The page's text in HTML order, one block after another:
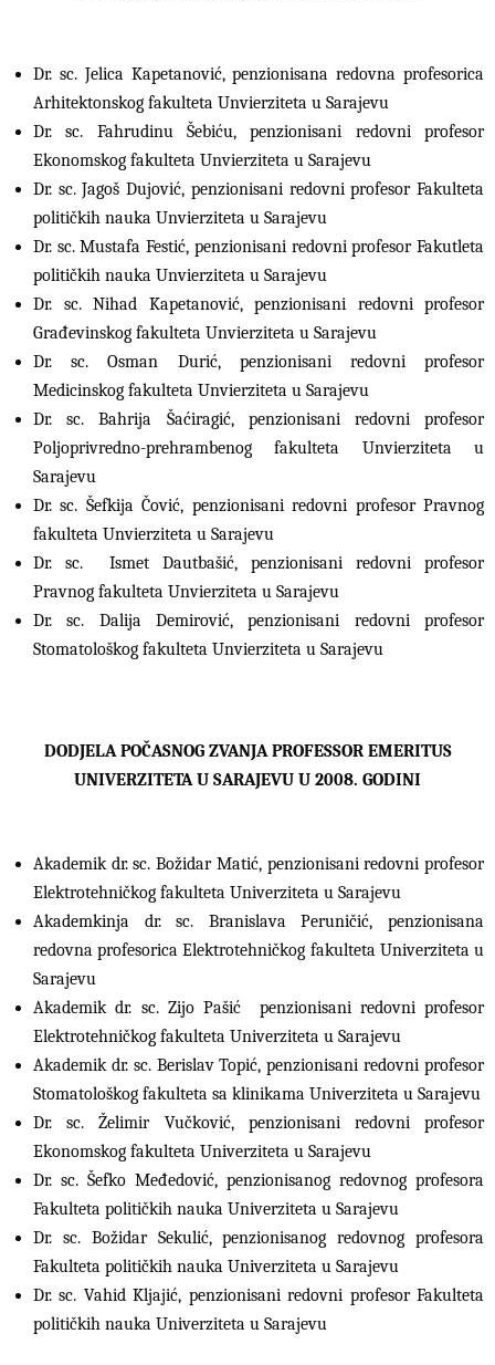
Dr. sc. Jelica Kapetanović, penzionisana redovna profesorica
Arhitektonskog fakulteta Unvierziteta u Sarajevu
Dr. sc. Fahrudinu Šebiću, penzionisani redovni profesor
Ekonomskog fakulteta Unvierziteta u Sarajevu
Dr. sc. Jagoš Dujović, penzionisani redovni profesor Fakulteta
političkih nauka Unvierziteta u Sarajevu
Dr. sc. Mustafa Festić, penzionisani redovni profesor Fakutleta
političkih nauka Unvierziteta u Sarajevu
Dr. sc. Nihad Kapetanović, penzionisani redovni profesor
Građevinskog fakulteta Unvierziteta u Sarajevu
Dr. sc. Osman Durić, penzionisani redovni profesor
Medicinskog fakulteta Unvierziteta u Sarajevu
Dr. sc. Bahrija Šaćiragić, penzionisani redovni profesor
Poljoprivredno-prehrambenog fakulteta Unvierziteta u
Sarajevu
Dr. sc. Šefkija Čović, penzionisani redovni profesor Pravnog
fakulteta Unvierziteta u Sarajevu
Dr. sc. Ismet Dautbašić, penzionisani redovni profesor
Pravnog fakulteta Unvierziteta u Sarajevu
Dr. sc. Dalija Demirović, penzionisani redovni profesor
Stomatološkog fakulteta Unvierziteta u Sarajevu
DODJELA POČASNOG ZVANJA PROFESSOR EMERITUS
UNIVERZITETA U SARAJEVU U 2008. GODINI
Akademik dr. sc. Božidar Matić, penzionisani redovni profesor
Elektrotehničkog fakulteta Univerziteta u Sarajevu
Akademkinja dr. sc. Branislava Peruničić, penzionisana
redovna profesorica Elektrotehničkog fakulteta Univerziteta u
Sarajevu
Akademik dr. sc. Zijo Pašić penzionisani redovni profesor
Elektrotehničkog fakulteta Univerziteta u Sarajevu
Akademik dr. sc. Berislav Topić, penzionisani redovni profesor
Stomatološkog fakulteta sa klinikama Univerziteta u Sarajevu
Dr. sc. Želimir Vučković, penzionisani redovni profesor
Ekonomskog fakulteta Univerziteta u Sarajevu
Dr. sc. Šefko Međedović, penzionisanog redovnog profesora
Fakulteta političkih nauka Univerziteta u Sarajevu
Dr. sc. Božidar Sekulić, penzionisanog redovnog profesora
Fakulteta političkih nauka Univerziteta u Sarajevu
Dr. sc. Vahid Kljajić, penzionisani redovni profesor Fakulteta
političkih nauka Univerziteta u Sarajevu